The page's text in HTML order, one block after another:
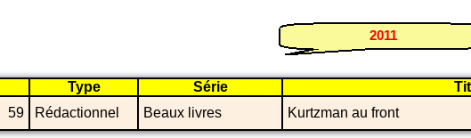
2011
Type Série
59
Rédactionnel Beaux livres Kurtzman au front